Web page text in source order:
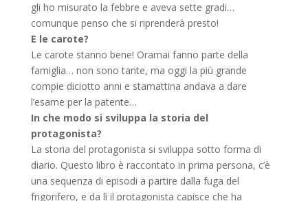
gli ho misurato la febbre e aveva sette gradi…
comunque penso che si riprenderà presto!
E le carote?
Le carote stanno bene! Oramai fanno parte della
famiglia… non sono tante, ma oggi la più grande
compie diciotto anni e stamattina andava a dare
l’esame per la patente…
In che modo si sviluppa la storia del
protagonista?
La storia del protagonista si sviluppa sotto forma di
diario. Questo libro è raccontato in prima persona, c’è
una sequenza di episodi a partire dalla fuga del
frigorifero, e da lì il protagonista capisce che ha